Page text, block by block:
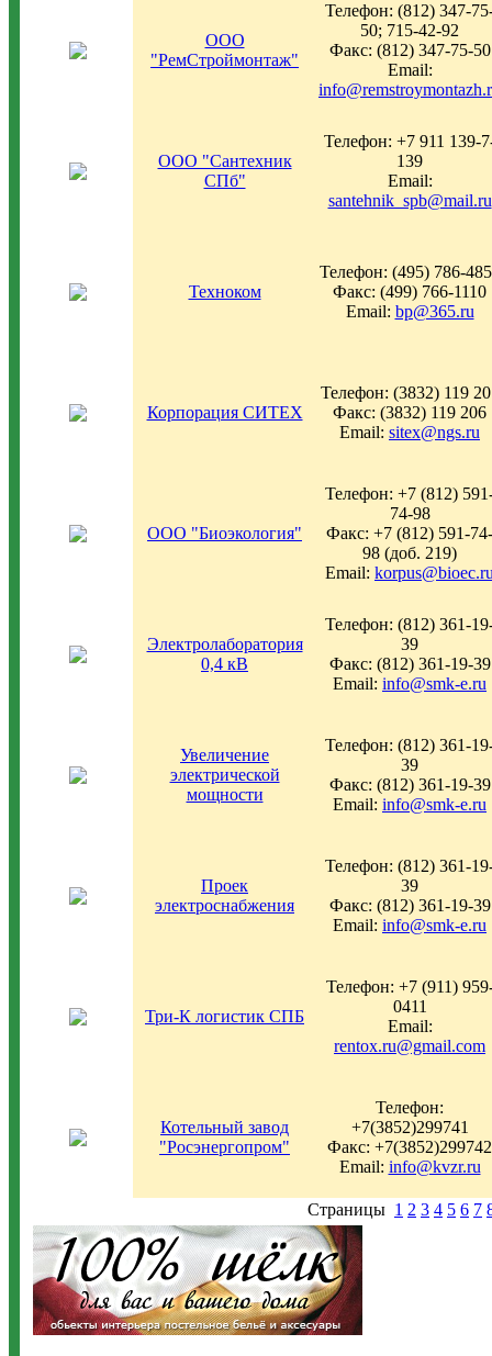
ООО
"РемСтроймонтаж"
Телефон: (812) 347-
50; 715-42-92
Факс: (812) 347-75-50
Email:
OOO "Сантехник
СПб"
Телефон: +7 911 139-
139
Email:
santehnik_spb@mail.ru
Техноком
Телефон: (495) 786-
Факс: (499) 766-1110
Email: bp@365.ru
Корпорация СИТЕХ
Телефон: (3832) 119
Факс: (3832) 119 206
Email: sitex@ngs.ru
ООО "Биоэкология"
Телефон: +7 (812)
74-98
Факс: +7 (812) 591-74-
98 (доб. 219)
Email:
Электролаборатория
0,4 кВ
Телефон: (812) 361-
39
Факс: (812) 361-19-39
Email: info@smk-e.ru
Увеличение
электрической
мощности
Телефон: (812) 361-
39
Факс: (812) 361-19-39
Email: info@smk-e.ru
Проек
электроснабжения
Телефон: (812) 361-
39
Факс: (812) 361-19-39
Email: info@smk-e.ru
Три-К логистик СПБ
Телефон: +7 (911)
0411
Email:
rentox.ru@gmail.com
Котельный завод
"Росэнергопром"
Телефон:
+7(3852)299741
Факс: +7(3852)299742
Email: info@kvzr.ru
Страницы 1 2 3 4 5 6 7